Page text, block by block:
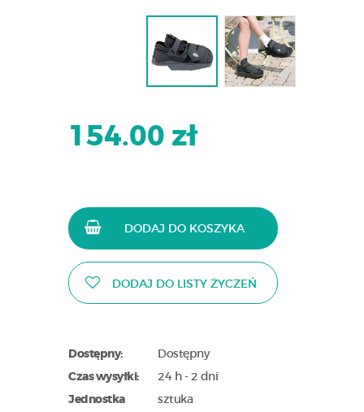
154.00 zł
DODAJ DO KOSZYKA
DODAJ DO LISTY ŻYCZEŃ
Dostępny:
Dostępny
Czas wysyłki:
24 h - 2 dni
Jednostka
sztuka